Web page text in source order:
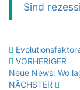
Sind
VORHERIGER
Neue News: Wo
NÄCHSTER